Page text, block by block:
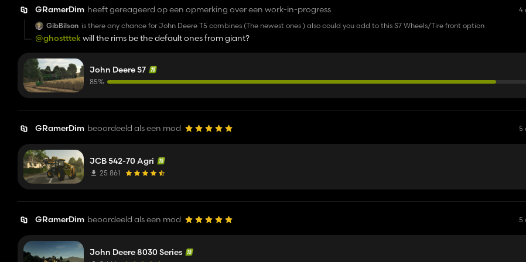
GRamerDim heeft gereageerd op een opmerking over een work-in-progress
4
GibBilson is there any chance for John Deere T5 combines (The newest ones ) also could you add to this S7 Wheels/Tire front option
@ghostttekwill the rims be the default ones from giant?
John Deere S7
85%
GRamerDim beoordeeld als een mod 5
JCB 542-70 Agri
25 861
GRamerDim beoordeeld als een mod 5
John Deere 8030 Series